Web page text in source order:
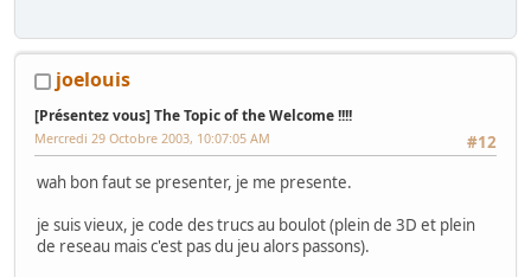
joelouis
[Présentez vous] The Topic of the Welcome !!!!
#12
Mercredi 29 Octobre 2003, 10:07:05 AM
wah bon faut se presenter, je me presente.
je suis vieux, je code des trucs au boulot (plein de 3D et plein
de reseau mais c'est pas du jeu alors passons).